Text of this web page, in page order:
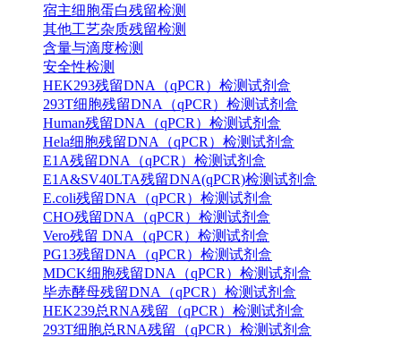
宿主细胞蛋白残留检测
其他工艺杂质残留检测
含量与滴度检测
安全性检测
HEK293残留DNA（qPCR）检测试剂盒
293T细胞残留DNA（qPCR）检测试剂盒
Human残留DNA（qPCR）检测试剂盒
Hela细胞残留DNA（qPCR）检测试剂盒
E1A残留DNA（qPCR）检测试剂盒
E1A&SV40LTA残留DNA(qPCR)检测试剂盒
E.coli残留DNA（qPCR）检测试剂盒
CHO残留DNA（qPCR）检测试剂盒
Vero残留 DNA（qPCR）检测试剂盒
PG13残留DNA（qPCR）检测试剂盒
MDCK细胞残留DNA（qPCR）检测试剂盒
毕赤酵母残留DNA（qPCR）检测试剂盒
HEK239总RNA残留（qPCR）检测试剂盒
293T细胞总RNA残留（qPCR）检测试剂盒